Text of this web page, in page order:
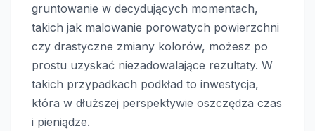
gruntowanie w decydujących momentach,
takich jak malowanie porowatych powierzchni
czy drastyczne zmiany kolorów, możesz po
prostu uzyskać niezadowalające rezultaty. W
takich przypadkach podkład to inwestycja,
która w dłuższej perspektywie oszczędza czas
i pieniądze.